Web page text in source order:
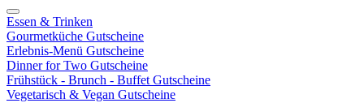
Essen & Trinken
Gourmetküche Gutscheine
Erlebnis-Menü Gutscheine
Dinner for Two Gutscheine
Frühstück - Brunch - Buffet Gutscheine
Vegetarisch & Vegan Gutscheine